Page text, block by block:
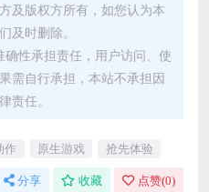
及版权方所有，如您认为本
及时删除。
性承担责任，用户访问、使
需自行承担，本站不承担因
责任。
作 原生游戏 抢先体验
分享 收藏 点赞(0)